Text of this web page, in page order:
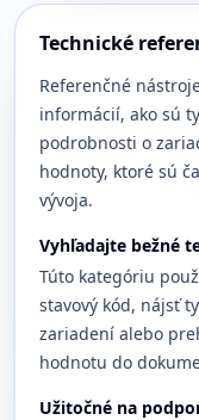
Technické
Referenčné
informácií, ako sú
podrobnosti o
hodnoty, ktoré sú
vývoja.
Vyhľadajte bežné
Túto kategóriu
stavový kód, nájsť
zariadení alebo
hodnotu do
Užitočné na